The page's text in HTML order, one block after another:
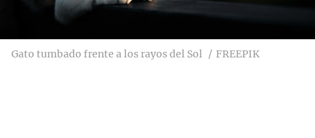
Gato tumbado frente a los rayos del Sol FREEPIK